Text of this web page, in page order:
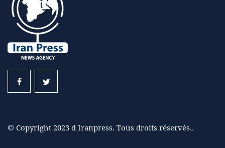
© Copyright 2023 d Iranpress. Tous droits réservés..